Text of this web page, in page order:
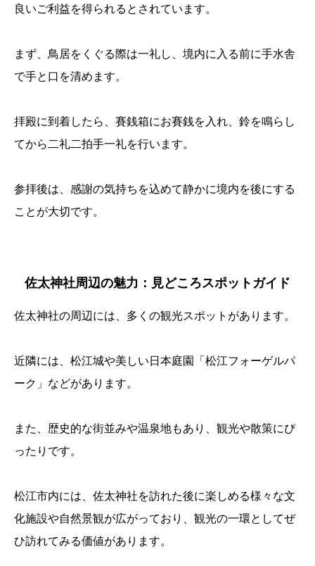
良いご利益を得られるとされています。
まず、鳥居をくぐる際は一礼し、境内に入る前に手水舎
で手と口を清めます。
拝殿に到着したら、賽銭箱にお賽銭を入れ、鈴を鳴らし
てから二礼二拍手一礼を行います。
参拝後は、感謝の気持ちを込めて静かに境内を後にする
ことが大切です。
佐太神社周辺の魅力：見どころスポットガイド
佐太神社の周辺には、多くの観光スポットがあります。
近隣には、松江城や美しい日本庭園「松江フォーゲルパ
ーク」などがあります。
また、歴史的な街並みや温泉地もあり、観光や散策にぴ
ったりです。
松江市内には、佐太神社を訪れた後に楽しめる様々な文
化施設や自然景観が広がっており、観光の一環としてぜ
ひ訪れてみる価値があります。